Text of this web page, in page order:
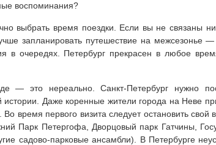
воспоминания?
выбрать время поездки. Если вы не связаны
запланировать путешествие на межсезонье —
в очередях. Петербург прекрасен в любое
— это нереально. Санкт-Петербург нужно
истории. Даже коренные жители города на Неве
время первого визита следует остановить свой
Парк Петергофа, Дворцовый парк Гатчины,
садово-парковые ансамбли). В Петербурге